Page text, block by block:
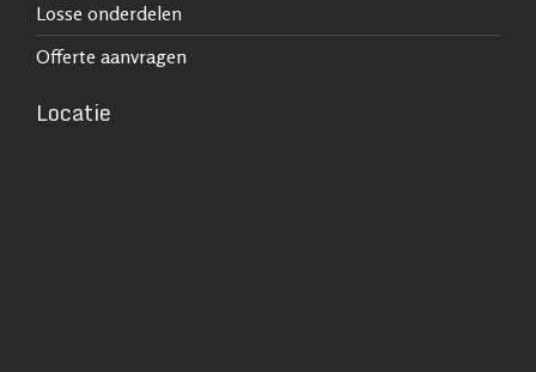
Losse onderdelen
Offerte aanvragen
Locatie